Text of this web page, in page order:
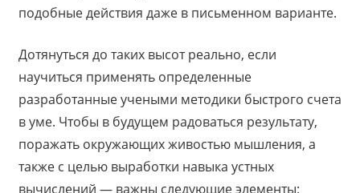
подобные действия даже в письменном варианте.
Дотянуться до таких высот реально, если
научиться применять определенные
разработанные учеными методики быстрого счета
в уме. Чтобы в будущем радоваться результату,
поражать окружающих живостью мышления, а
также с целью выработки навыка устных
вычислений — важны следующие элементы: